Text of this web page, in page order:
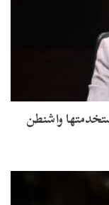
واشنطن